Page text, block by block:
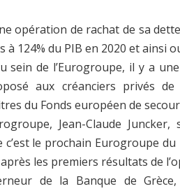
opération de rachat de sa
124% du PIB en 2020 et ainsi
sein de l’Eurogroupe, il y a
aux créanciers privés
du Fonds européen de
Jean-Claude
le prochain Eurogroupe
les premiers résultats de
de la Banque de